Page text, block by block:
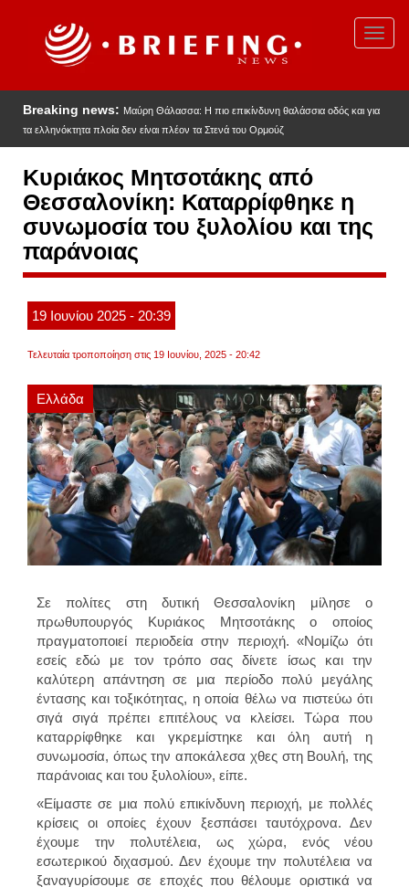
Breaking news: Μαύρη Θάλασσα: Η πιο επικίνδυνη θαλάσσια οδός και για
τα ελληνόκτητα πλοία δεν είναι πλέον τα Στενά του Ορμούζ
Κυριάκος Μητσοτάκης από
Θεσσαλονίκη: Καταρρίφθηκε η
συνωμοσία του ξυλολίου και της
παράνοιας
19 Ιουνίου 2025 - 20:39
Τελευταία τροποποίηση στις 19 Ιουνίου, 2025 - 20:42
Ελλάδα
Σε πολίτες στη δυτική Θεσσαλονίκη μίλησε ο
πρωθυπουργός Κυριάκος Μητσοτάκης ο οποίος
πραγματοποιεί περιοδεία στην περιοχή. «Νομίζω ότι
εσείς εδώ με τον τρόπο σας δίνετε ίσως και την
καλύτερη απάντηση σε μια περίοδο πολύ μεγάλης
έντασης και τοξικότητας, η οποία θέλω να πιστεύω ότι
σιγά σιγά πρέπει επιτέλους να κλείσει. Τώρα που
καταρρίφθηκε και γκρεμίστηκε και όλη αυτή η
συνωμοσία, όπως την αποκάλεσα χθες στη Βουλή, της
παράνοιας και του ξυλολίου», είπε.
«Είμαστε σε μια πολύ επικίνδυνη περιοχή, με πολλές
κρίσεις οι οποίες έχουν ξεσπάσει ταυτόχρονα. Δεν
έχουμε την πολυτέλεια, ως χώρα, ενός νέου
εσωτερικού διχασμού. Δεν έχουμε την πολυτέλεια να
ξαναγυρίσουμε σε εποχές που θέλουμε οριστικά να